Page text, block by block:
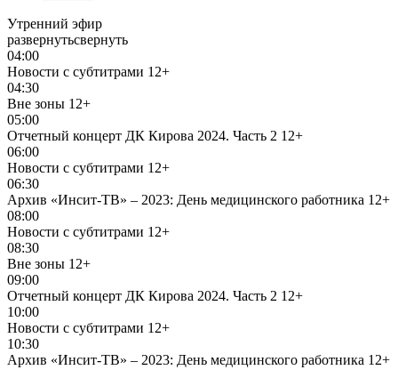
Утренний эфир
развернутьсвернуть
04:00
Новости с субтитрами 12+
04:30
Вне зоны 12+
05:00
Отчетный концерт ДК Кирова 2024. Часть 2 12+
06:00
Новости с субтитрами 12+
06:30
Архив «Инсит-ТВ» – 2023: День медицинского работника 12+
08:00
Новости с субтитрами 12+
08:30
Вне зоны 12+
09:00
Отчетный концерт ДК Кирова 2024. Часть 2 12+
10:00
Новости с субтитрами 12+
10:30
Архив «Инсит-ТВ» – 2023: День медицинского работника 12+